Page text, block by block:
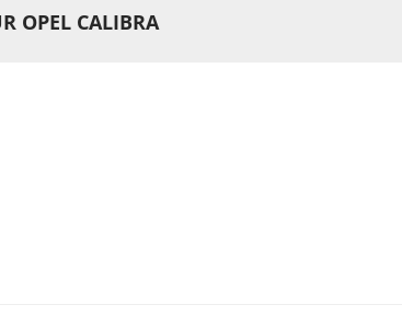
OPEL CALIBRA